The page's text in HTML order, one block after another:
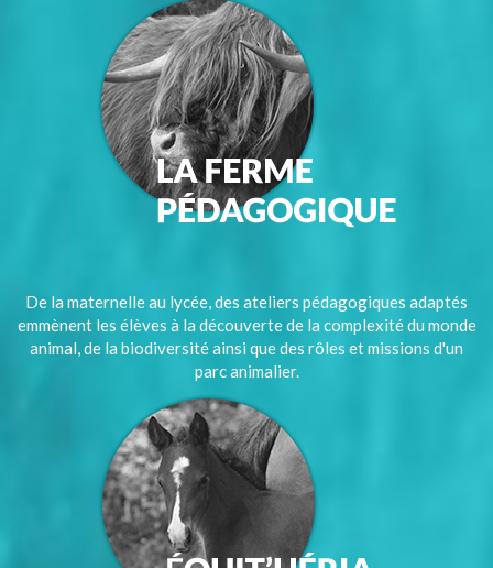
De la maternelle au lycée, des ateliers pédagogiques adaptés
emmènent les élèves à la découverte de la complexité du monde
animal, de la biodiversité ainsi que des rôles et missions d'un
parc animalier.